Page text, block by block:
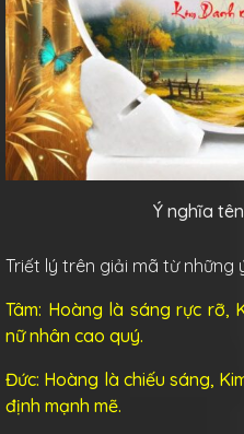
Ý nghĩa
Triết lý trên giải mã từ những
Tâm: Hoàng là sáng rực rỡ,
nữ nhân cao quý.
Đức: Hoàng là chiếu sáng,
định mạnh mẽ.